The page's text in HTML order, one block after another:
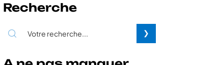
Recherche